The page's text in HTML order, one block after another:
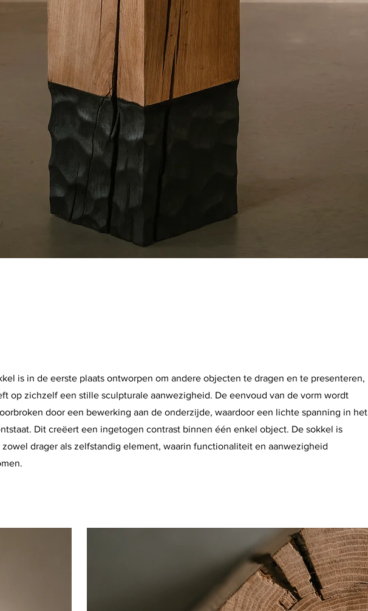
is in de eerste plaats ontworpen om andere objecten te dragen en te presenteren,
op zichzelf een stille sculpturale aanwezigheid. De eenvoud van de vorm wordt
door een bewerking aan de onderzijde, waardoor een lichte spanning in het
Dit creëert een ingetogen contrast binnen één enkel object. De sokkel is
zowel drager als zelfstandig element, waarin functionaliteit en aanwezigheid